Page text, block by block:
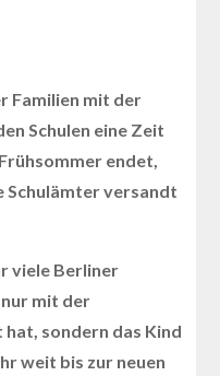
Familien mit der
Schulen eine Zeit
endet,
Schulämter versandt
viele Berliner
mit der
sondern das Kind
weit bis zur neuen